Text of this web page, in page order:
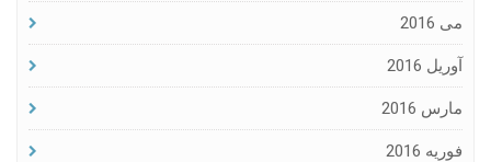
می 2016
آوریل 2016
مارس 2016
فوریه 2016